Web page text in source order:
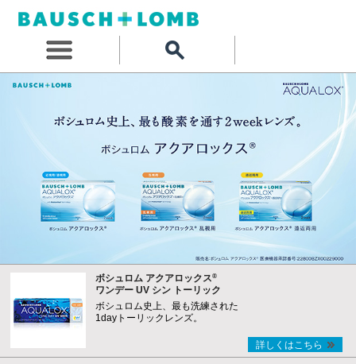
ボシュロム アクアロックス®
ワンデー UV シン トーリック
ボシュロム史上、最も洗練された
1dayトーリックレンズ。
詳しくはこちら